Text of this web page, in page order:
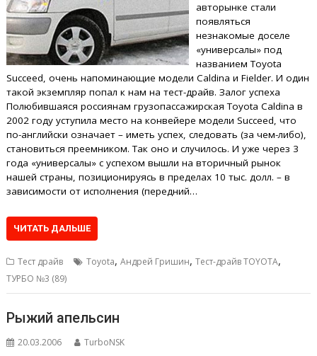
авторынке стали
появляться
незнакомые доселе
«универсалы» под
названием Toyota
Succeed, очень напоминающие модели Caldina и Fielder. И один
такой экземпляр попал к нам на тест-драйв. Залог успеха
Полюбившаяся россиянам грузопассажирская Toyota Caldina в
2002 году уступила место на конвейере модели Succeed, что
по-английски означает – иметь успех, следовать (за чем-либо),
становиться преемником. Так оно и случилось. И уже через 3
года «универсалы» с успехом вышли на вторичный рынок
нашей страны, позиционируясь в пределах 10 тыс. долл. – в
зависимости от исполнения (передний…
ЧИТАТЬ ДАЛЬШЕ
Тест драйв Toyota,Андрей Гришин,Тест-драйв TOYOTA,
ТУРБО №3 (89)
Рыжий апельсин
20.03.2006 TurboNSK